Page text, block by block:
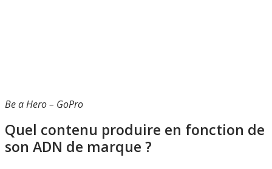
Be a Hero – GoPro
Quel contenu produire en fonction de
son ADN de marque ?